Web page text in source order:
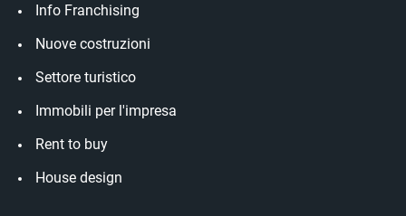
Info Franchising
Nuove costruzioni
Settore turistico
Immobili per l'impresa
Rent to buy
House design